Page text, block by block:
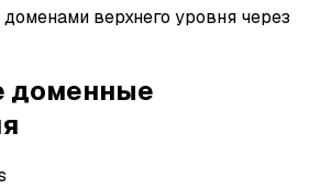
верхнего уровня через
доменные